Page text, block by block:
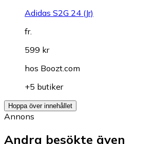
Adidas S2G 24 (Jr)
fr.
599 kr
hos Boozt.com
+5 butiker
Hoppa över innehållet
Annons
Andra besökte även